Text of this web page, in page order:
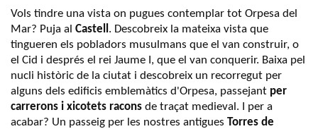
Vols tindre una vista on pugues contemplar tot Orpesa del
Mar? Puja al Castell . Descobreix la mateixa vista que
tingueren els pobladors musulmans que el van construir, o
el Cid i després el rei Jaume I, que el van conquerir. Baixa pel
nucli històric de la ciutat i descobreix un recorregut per
alguns dels edificis emblemàtics d'Orpesa, passejant per
carrerons i xicotets racons de traçat medieval. I per a
acabar? Un passeig per les nostres antigues Torres de